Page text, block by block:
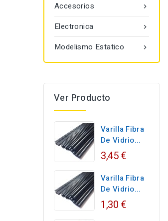

Accesorios

Electronica

Modelismo Estatico
Ver Producto
Varilla Fibra
De Vidrio...
3,45 €
Varilla Fibra
De Vidrio...
1,30 €